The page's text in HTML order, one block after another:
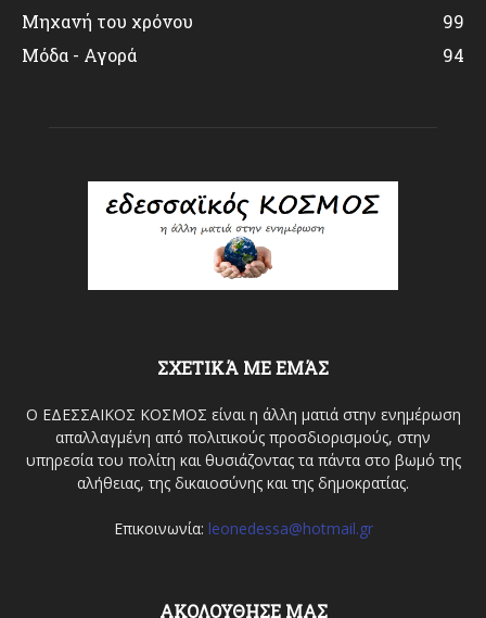
Μηχανή του χρόνου
99
Μόδα - Αγορά
94
ΣΧΕΤΙΚΆ ΜΕ ΕΜΆΣ
Ο ΕΔΕΣΣΑΙΚΟΣ ΚΟΣΜΟΣ είναι η άλλη ματιά στην ενημέρωση
απαλλαγμένη από πολιτικούς προσδιορισμούς, στην
υπηρεσία του πολίτη και θυσιάζοντας τα πάντα στο βωμό της
αλήθειας, της δικαιοσύνης και της δημοκρατίας.
Επικοινωνία: leonedessa@hotmail.gr
ΑΚΟΛΟΥΘΗΣΕ ΜΑΣ